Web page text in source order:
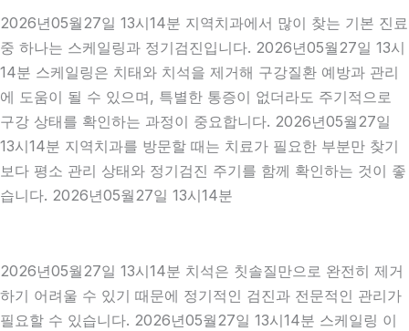
2026년05월27일 13시14분 지역치과에서 많이 찾는 기본 진료
중 하나는 스케일링과 정기검진입니다. 2026년05월27일 13시
14분 스케일링은 치태와 치석을 제거해 구강질환 예방과 관리
에 도움이 될 수 있으며, 특별한 통증이 없더라도 주기적으로
구강 상태를 확인하는 과정이 중요합니다. 2026년05월27일
13시14분 지역치과를 방문할 때는 치료가 필요한 부분만 찾기
보다 평소 관리 상태와 정기검진 주기를 함께 확인하는 것이 좋
습니다. 2026년05월27일 13시14분
2026년05월27일 13시14분 치석은 칫솔질만으로 완전히 제거
하기 어려울 수 있기 때문에 정기적인 검진과 전문적인 관리가
필요할 수 있습니다. 2026년05월27일 13시14분 스케일링 이